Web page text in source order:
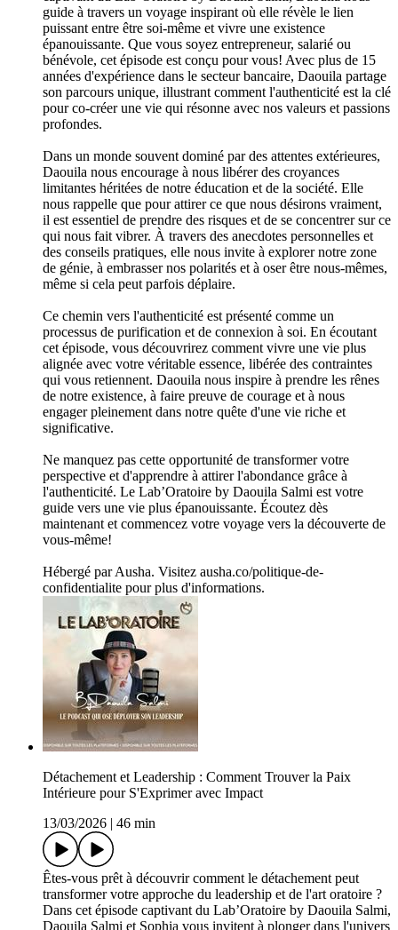
guide à travers un voyage inspirant où elle révèle le lien
puissant entre être soi-même et vivre une existence
épanouissante. Que vous soyez entrepreneur, salarié ou
bénévole, cet épisode est conçu pour vous! Avec plus de 15
années d'expérience dans le secteur bancaire, Daouila partage
son parcours unique, illustrant comment l'authenticité est la clé
pour co-créer une vie qui résonne avec nos valeurs et passions
profondes.
Dans un monde souvent dominé par des attentes extérieures,
Daouila nous encourage à nous libérer des croyances
limitantes héritées de notre éducation et de la société. Elle
nous rappelle que pour attirer ce que nous désirons vraiment,
il est essentiel de prendre des risques et de se concentrer sur ce
qui nous fait vibrer. À travers des anecdotes personnelles et
des conseils pratiques, elle nous invite à explorer notre zone
de génie, à embrasser nos polarités et à oser être nous-mêmes,
même si cela peut parfois déplaire.
Ce chemin vers l'authenticité est présenté comme un
processus de purification et de connexion à soi. En écoutant
cet épisode, vous découvrirez comment vivre une vie plus
alignée avec votre véritable essence, libérée des contraintes
qui vous retiennent. Daouila nous inspire à prendre les rênes
de notre existence, à faire preuve de courage et à nous
engager pleinement dans notre quête d'une vie riche et
significative.
Ne manquez pas cette opportunité de transformer votre
perspective et d'apprendre à attirer l'abondance grâce à
l'authenticité. Le Lab’Oratoire by Daouila Salmi est votre
guide vers une vie plus épanouissante. Écoutez dès
maintenant et commencez votre voyage vers la découverte de
vous-même!
Hébergé par Ausha. Visitez ausha.co/politique-de-
confidentialite pour plus d'informations.
Détachement et Leadership : Comment Trouver la Paix
Intérieure pour S'Exprimer avec Impact
13/03/2026
46 min
Êtes-vous prêt à découvrir comment le détachement peut
transformer votre approche du leadership et de l'art oratoire ?
Dans cet épisode captivant du Lab’Oratoire by Daouila Salmi,
Daouila Salmi et Sophia vous invitent à plonger dans l'univers